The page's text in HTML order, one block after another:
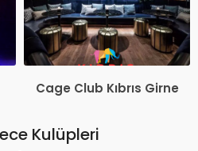
Cage Club Kıbrıs Girne
Kulüpleri